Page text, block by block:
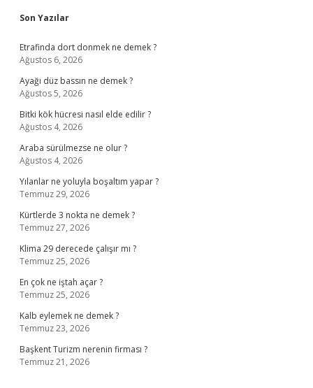
Sidebar
Son Yazılar
Etrafinda dort donmek ne demek ?
Ağustos 6, 2026
Ayağı düz bassın ne demek ?
Ağustos 5, 2026
Bitki kök hücresi nasıl elde edilir ?
Ağustos 4, 2026
Araba sürülmezse ne olur ?
Ağustos 4, 2026
Yılanlar ne yoluyla boşaltım yapar ?
Temmuz 29, 2026
Kürtlerde 3 nokta ne demek ?
Temmuz 27, 2026
Klima 29 derecede çalışır mı ?
Temmuz 25, 2026
En çok ne iştah açar ?
Temmuz 25, 2026
Kalb eylemek ne demek ?
Temmuz 23, 2026
Başkent Turizm nerenin firması ?
Temmuz 21, 2026